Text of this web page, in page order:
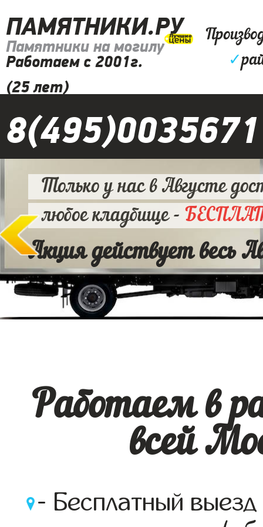
ПАМЯТНИКИ.РУ
Памятники на могилу
Работаем с 2001г.
(25 лет)
✓
8(495)0035671
Только у нас в Августе
любое кладбище -
Акция действует весь
Работаем в
всей
- Бесплатный